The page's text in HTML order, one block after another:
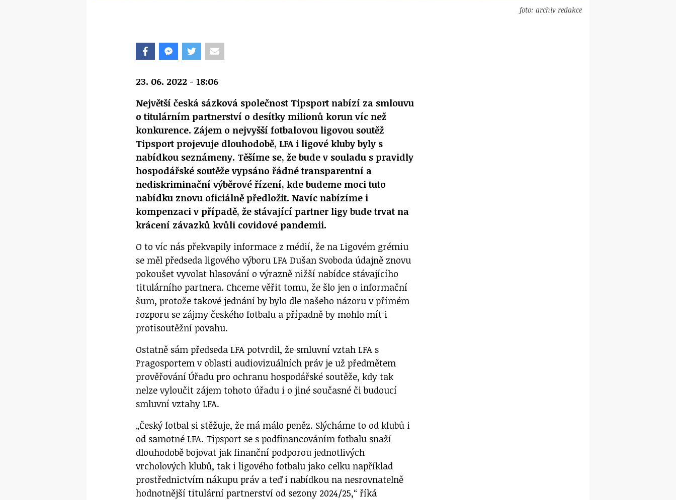
foto: archiv redakce
23. 06. 2022 - 18:06
Největší česká sázková společnost Tipsport nabízí za smlouvu
o titulárním partnerství o desítky milionů korun víc než
konkurence. Zájem o nejvyšší fotbalovou ligovou soutěž
Tipsport projevuje dlouhodobě, LFA i ligové kluby byly s
nabídkou seznámeny. Těšíme se, že bude v souladu s pravidly
hospodářské soutěže vypsáno řádné transparentní a
nediskriminační výběrové řízení, kde budeme moci tuto
nabídku znovu oficiálně předložit. Navíc nabízíme i
kompenzaci v případě, že stávající partner ligy bude trvat na
krácení závazků kvůli covidové pandemii.
O to víc nás překvapily informace z médií, že na Ligovém grémiu
se měl předseda ligového výboru LFA Dušan Svoboda údajně znovu
pokoušet vyvolat hlasování o výrazně nižší nabídce stávajícího
titulárního partnera. Chceme věřit tomu, že šlo jen o informační
šum, protože takové jednání by bylo dle našeho názoru v přímém
rozporu se zájmy českého fotbalu a případně by mohlo mít i
protisoutěžní povahu.
Ostatně sám předseda LFA potvrdil, že smluvní vztah LFA s
Pragosportem v oblasti audiovizuálních práv je už předmětem
prověřování Úřadu pro ochranu hospodářské soutěže, kdy tak
nelze vyloučit zájem tohoto úřadu i o jiné současné či budoucí
smluvní vztahy LFA.
„Český fotbal si stěžuje, že má málo peněz. Slýcháme to od klubů i
od samotné LFA. Tipsport se s podfinancováním fotbalu snaží
dlouhodobě bojovat jak finanční podporou jednotlivých
vrcholových klubů, tak i ligového fotbalu jako celku například
prostřednictvím nákupu práv a teď i nabídkou na nesrovnatelně
hodnotnější titulární partnerství od sezony 2024/25,“ říká